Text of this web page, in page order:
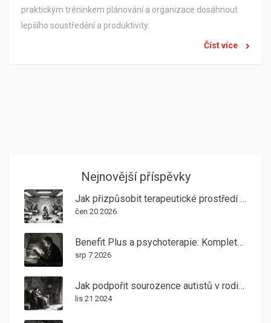
praktickým tréninkem plánování a organizace dosáhnout
lepšího soustředění a produktivity.
Číst více
Nejnovější příspěvky
Jak přizpůsobit terapeutické prostředí pro autisty: Senzorická hygiena
čen 20 2026
Benefit Plus a psychoterapie: Kompletní průvodce, jak využít body na péči o duševní zdraví
srp 7 2026
Jak podpořit sourozence autistů v rodinné terapii - praktický průvodce
lis 21 2024